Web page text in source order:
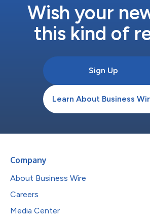
Wish your
this kind of
Sign Up
Learn About Business
Company
About Business Wire
Careers
Media Center